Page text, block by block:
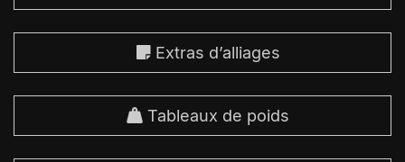
Extras d’alliages
Tableaux de poids